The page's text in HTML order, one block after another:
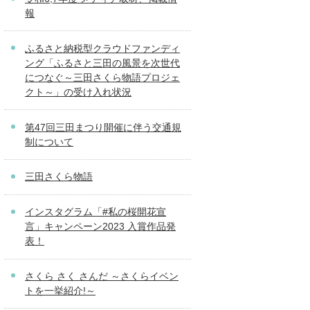
報
ふるさと納税型クラウドファンディ
ング「ふるさと三田の風景を次世代
につなぐ～三田さくら物語プロジェ
クト～」の受け入れ状況
第47回三田まつり開催に伴う交通規
制について
三田さくら物語
インスタグラム「#私の桜開花宣
言」キャンペーン2023 入賞作品発
表！
さくら さく さんだ ～さくらイベン
トを一挙紹介!～